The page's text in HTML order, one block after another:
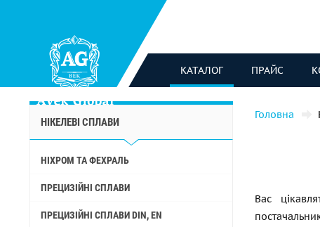
КАТАЛОГ ПРАЙС
НІКЕЛЕВІ СПЛАВИ
НІХРОМ ТА ФЕХРАЛЬ
ПРЕЦИЗІЙНІ СПЛАВИ
ПРЕЦИЗІЙНІ СПЛАВИ DIN, EN
Головна
Вас